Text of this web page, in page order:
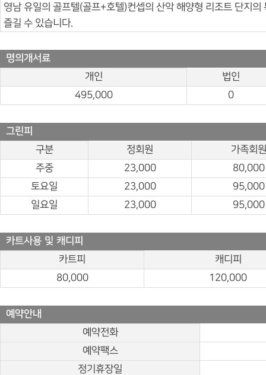
영남 유일의 골프텔(골프+호텔)컨셉의 산악 해양형 리조트 단지
즐길 수 있습니다.
명의개서료
개인
법인
495,000
0
그린피
구분
정회원
가족회원
주중
23,000
80,000
토요일
23,000
95,000
일요일
23,000 95,000
카트사용 및 캐디피
카트피
캐디피
80,000
120,000
예약안내
예약전화
예약팩스
정기휴장일